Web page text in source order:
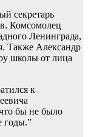
секретарь
Комсомолец
Ленинграда,
Также Александр
школы от лица
к
бы не было
годы.”